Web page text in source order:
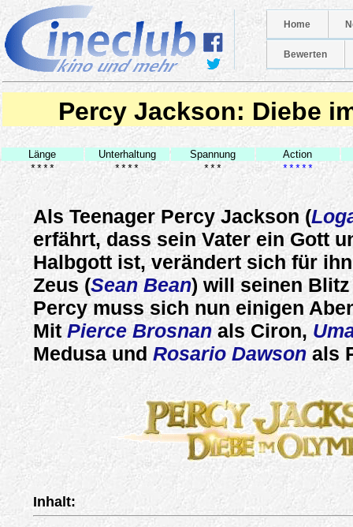
Home
Bewerten
Percy Jackson: Diebe
Länge Unterhaltung Spannung
Action
****
**** *** *****
Als Teenager Percy Jackson (
erfährt, dass sein Vater ein Gott
Halbgott ist, verändert sich für
Zeus (Sean Bean) will seinen
Percy muss sich nun einigen
Mit Pierce Brosnan als Ciron,
Medusa und Rosario Dawson als
Inhalt: